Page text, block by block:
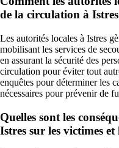
de la circulation à
Les autorités locales à Istres
mobilisant les services de
en assurant la sécurité des
circulation pour éviter tout
enquêtes pour déterminer les
nécessaires pour prévenir de
Quelles sont les
Istres sur les victimes